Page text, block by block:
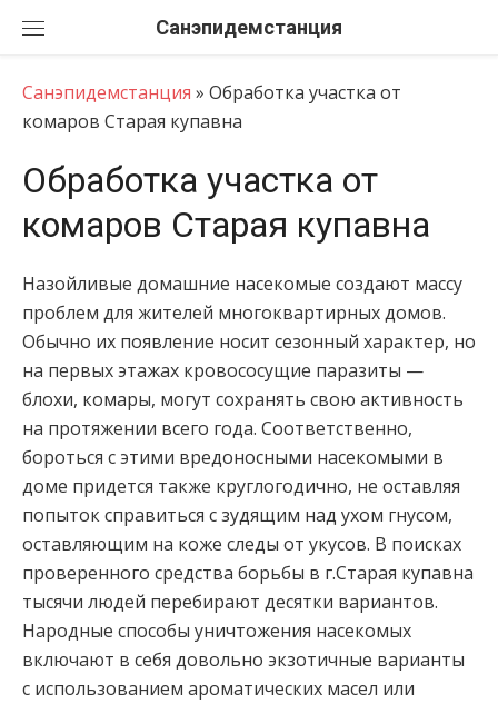
Санэпидемстанция
Санэпидемстанция » Обработка участка от
комаров Старая купавна
Обработка участка от
комаров Старая купавна
Назойливые домашние насекомые создают массу
проблем для жителей многоквартирных домов.
Обычно их появление носит сезонный характер, но
на первых этажах кровососущие паразиты —
блохи, комары, могут сохранять свою активность
на протяжении всего года. Соответственно,
бороться с этими вредоносными насекомыми в
доме придется также круглогодично, не оставляя
попыток справиться с зудящим над ухом гнусом,
оставляющим на коже следы от укусов. В поисках
проверенного средства борьбы в г.Старая купавна
тысячи людей перебирают десятки вариантов.
Народные способы уничтожения насекомых
включают в себя довольно экзотичные варианты
с использованием ароматических масел или